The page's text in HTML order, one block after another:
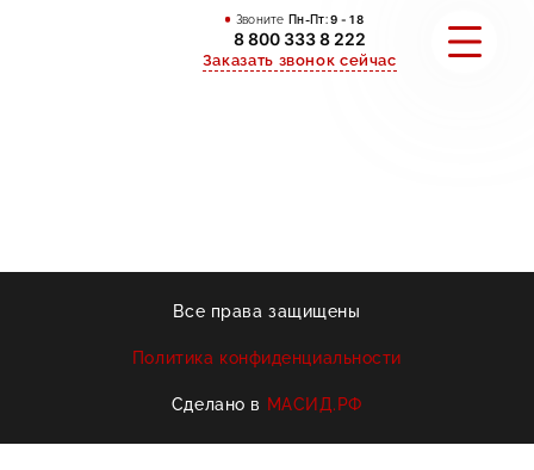
Звоните Пн-Пт:9 - 18
8 800 333 8 222
Заказать звонок сейчас
О КОМПАНИИ
ИНФОРМАЦИЯВсе права защищены
Политика конфиденциальности
Сделано в МАСИД.РФ